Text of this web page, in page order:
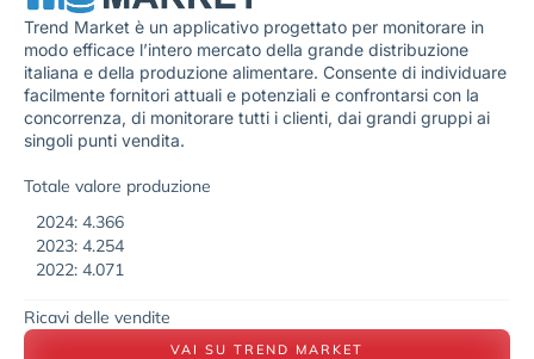
Trend Market è un applicativo progettato per monitorare in
modo efficace l’intero mercato della grande distribuzione
italiana e della produzione alimentare. Consente di individuare
facilmente fornitori attuali e potenziali e confrontarsi con la
concorrenza, di monitorare tutti i clienti, dai grandi gruppi ai
singoli punti vendita.
Totale valore produzione
2024: 4.366
2023: 4.254
2022: 4.071
Ricavi delle vendite
VAI SU TREND MARKET